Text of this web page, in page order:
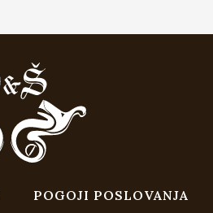
POGOJI POSLOVANJA